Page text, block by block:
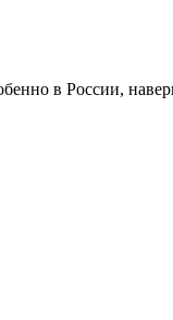
в России,